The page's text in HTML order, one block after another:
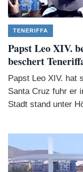
TENERIFFA
Papst Leo XIV.
beschert
Papst Leo XIV. hat
Santa Cruz fuhr er
Stadt stand unter